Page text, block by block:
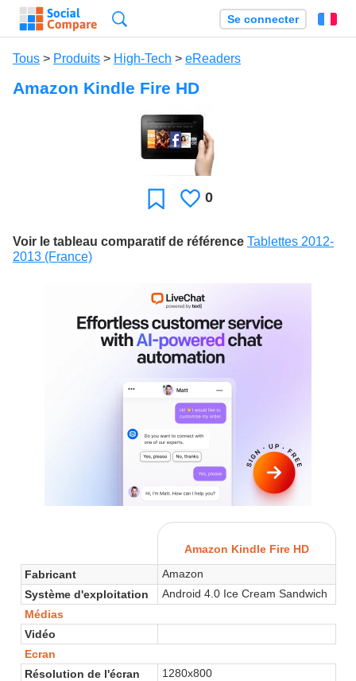
Se connecter
Tous > Produits > High-Tech > eReaders
Amazon Kindle Fire HD
Favori J'aime
0
Voir le tableau comparatif de référence Tablettes 2012-
2013 (France)
Amazon Kindle Fire HD
Fabricant
Amazon
Système d'exploitation
Android 4.0 Ice Cream Sandwich
Médias
Vidéo
Ecran
Résolution de l'écran
1280x800